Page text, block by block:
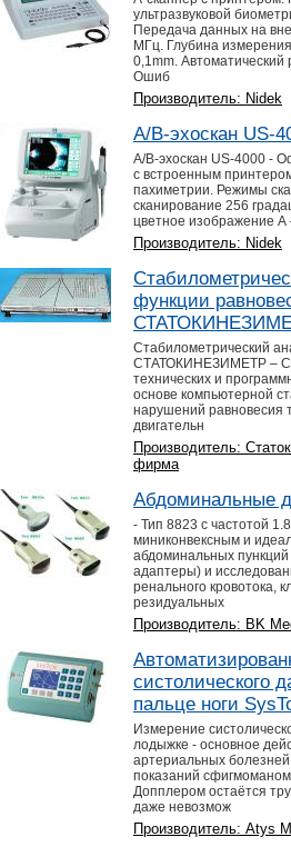
ультразвуковой
Передача данных на
МГц. Глубина
0,1mm.
Ошиб
Производитель: Nidek
A/B-эхоскан US-
A/B-эхоскан US-4000 -
с встроенным
пахиметрии. Режимы
сканирование 256
цветное изображение А
Производитель: Nidek
функции
Cтабилометрический
СТАТОКИНЕЗИМЕТР –
технических и
основе компьютерной
нарушений равновесия
двигательн
Производитель:
фирма
Абдоминальные
- Тип 8823 с частотой
миниконвексным и
абдоминальных
адаптеры) и
ренального кровотока,
резидуальных
Производитель: BK
систолического
пальце ноги
Измерение
лодыжке - основное
артериальных
показаний
Допплером остаётся
даже невозмож
Производитель: Atys